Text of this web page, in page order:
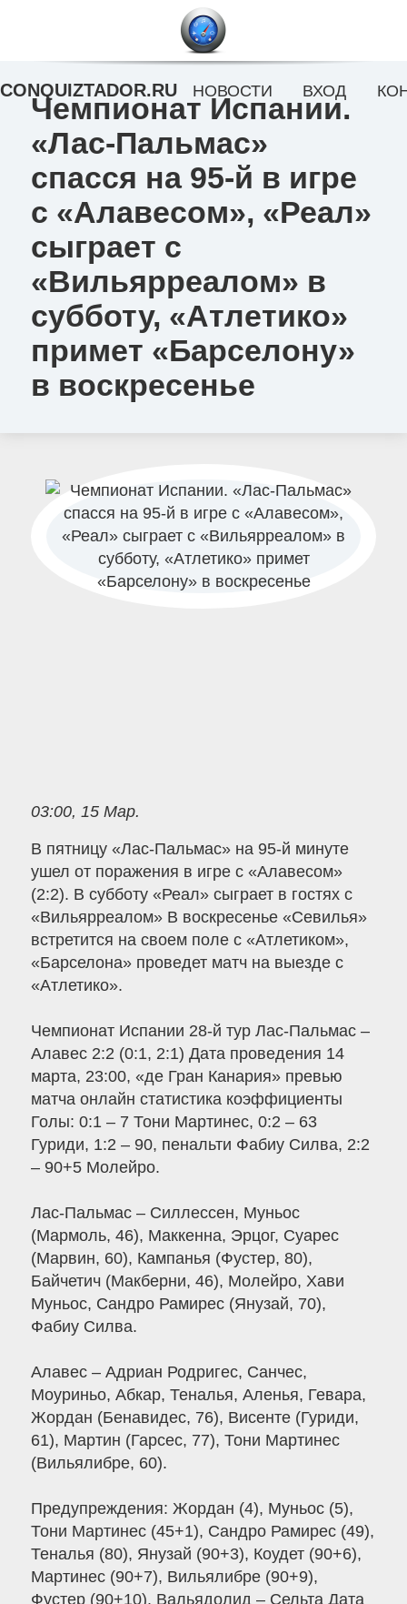
Чемпионат Испании.
«Лас-Пальмас»
спасся на 95-й в игре
с «Алавесом», «Реал»
сыграет с
«Вильярреалом» в
субботу, «Атлетико»
примет «Барселону»
в воскресенье
03:00, 15 Мар.
В пятницу «Лас-Пальмас» на 95-й минуте
ушел от поражения в игре с «Алавесом»
(2:2). В субботу «Реал» сыграет в гостях с
«Вильярреалом» В воскресенье «Севилья»
встретится на своем поле с «Атлетиком»,
«Барселона» проведет матч на выезде с
«Атлетико».
Чемпионат Испании 28-й тур Лас-Пальмас –
Алавес 2:2 (0:1, 2:1) Дата проведения 14
марта, 23:00, «де Гран Канария» превью
матча онлайн статистика коэффициенты
Голы: 0:1 – 7 Тони Мартинес, 0:2 – 63
Гуриди, 1:2 – 90, пенальти Фабиу Силва, 2:2
– 90+5 Молейро.
Лас-Пальмас – Силлессен, Муньос
(Мармоль, 46), Маккенна, Эрцог, Суарес
(Марвин, 60), Кампанья (Фустер, 80),
Байчетич (Макберни, 46), Молейро, Хави
Муньос, Сандро Рамирес (Янузай, 70),
Фабиу Силва.
Алавес – Адриан Родригес, Санчес,
Моуриньо, Абкар, Теналья, Аленья, Гевара,
Жордан (Бенавидес, 76), Висенте (Гуриди,
61), Мартин (Гарсес, 77), Тони Мартинес
(Вильялибре, 60).
Предупреждения: Жордан (4), Муньос (5),
Тони Мартинес (45+1), Сандро Рамирес (49),
Теналья (80), Янузай (90+3), Коудет (90+6),
Мартинес (90+7), Вильялибре (90+9),
Фустер (90+10). Вальядолид – Сельта Дата
CONQUIZTADOR.RU НОВОСТИ ВХОД